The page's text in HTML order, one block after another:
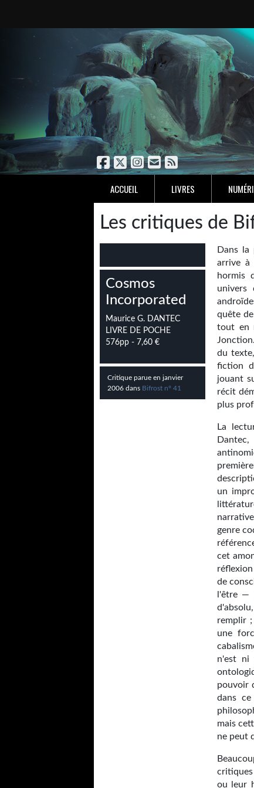
ACCUEIL LIVRES
Les critiques de
Cosmos
Incorporated
Maurice G. DANTEC
LIVRE DE POCHE
576pp - 7,60 €
Critique parue en janvier
2006 dans Bifrost n° 41
Dans la
arrive à
hormis
univers
quête
tout en
du
fiction
jouant
récit
plus
La
un
genre
cet
de
l'être —
remplir
une
n'est ni
pouvoir
dans
mais
ne peut
ou leur